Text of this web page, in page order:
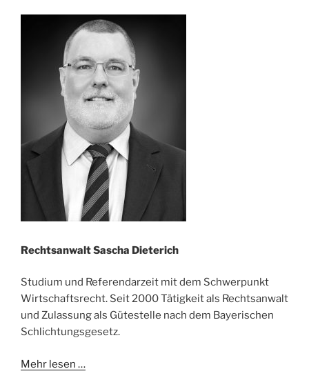
Rechtsanwalt Sascha Dieterich
Studium und Referendarzeit mit dem Schwerpunkt
Wirtschaftsrecht. Seit 2000 Tätigkeit als Rechtsanwalt
und Zulassung als Gütestelle nach dem Bayerischen
Schlichtungsgesetz.
Mehr lesen …